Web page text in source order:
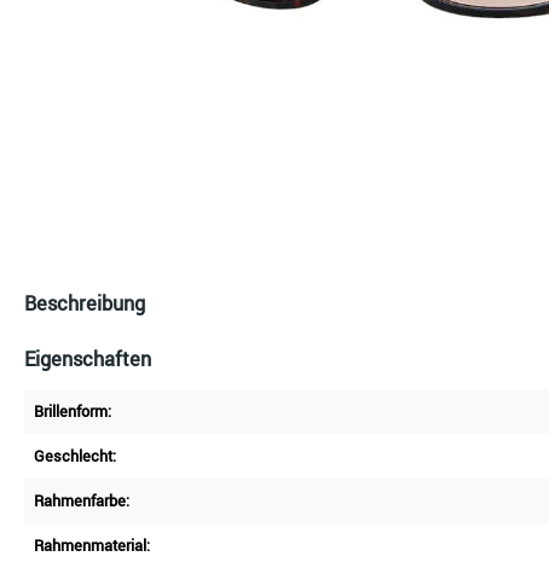
Beschreibung
Eigenschaften
Brillenform:
Geschlecht:
Rahmenfarbe:
Rahmenmaterial: